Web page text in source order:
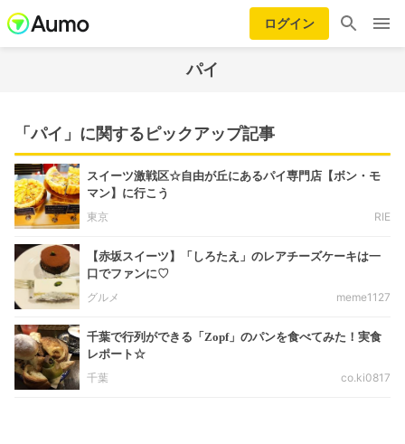
ログイン
パイ
「パイ」に関するピックアップ記事
スイーツ激戦区☆自由が丘にあるパイ専門店【ボン・モ
マン】に行こう
東京
RIE
【赤坂スイーツ】「しろたえ」のレアチーズケーキは一
口でファンに♡
グルメ
meme1127
千葉で行列ができる「Zopf」のパンを食べてみた！実食
レポート☆
千葉
co.ki0817